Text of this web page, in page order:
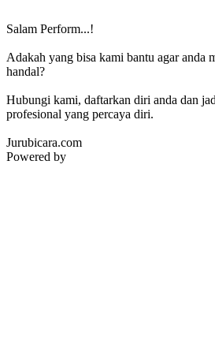
Salam Perform...!
Adakah yang bisa kami bantu agar anda
handal?
Hubungi kami, daftarkan diri anda dan
profesional yang percaya diri.
Jurubicara.com
Powered by